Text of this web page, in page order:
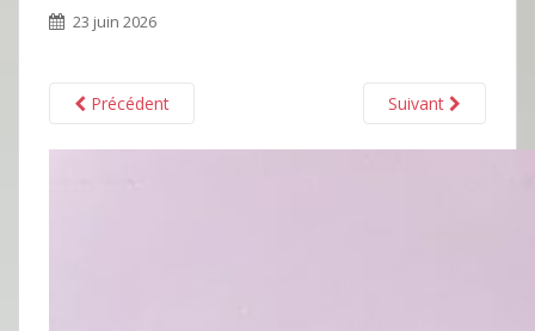
23 juin 2026
Précédent Suivant